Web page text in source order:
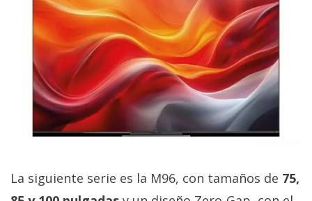
La siguiente serie es la M96, con tamaños de 75,